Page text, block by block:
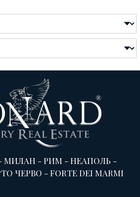
МИЛАН -РИМ -НЕАПОЛЬ -
ЧЕРВО -FORTE DEI MARMI